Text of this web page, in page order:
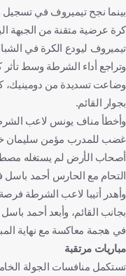
كرة عرضية متقنة من الجبهة
تيميروف ليودع الكرة في
وتراجع أداء الشرطة وسط تأثر
وضاعت تسديدة من دومينيك،
بجوار القائم.
وأخطأ مناف يونس لاعب
غضب للمدرب مؤمن سليمان
أصحاب الأرض لم يستغله
التحام مع الحارس أحمد
وأهدر أتيبا لاعب الشرطة
بجانب القائم، وأبعد أحمد
في هجمة معاكسة مع نهاية
مباريات مرتقبة
تستكمل منافسات الجولة